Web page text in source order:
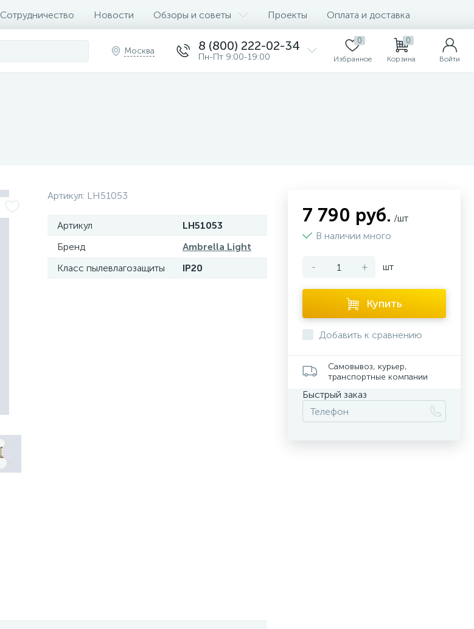
Сотрудничество Новости Обзоры и советы Проекты Оплата и доставка
Москва 8 (800) 222-02-34
Пн-Пт 9:00-19:00
0
Избранное
0
Корзина Войти
Артикул: LH51053
Артикул
LH51053
Бренд
Ambrella Light
Класс пылевлагозащиты
IP20
7 790 руб. /шт
В наличии много
- + шт
Купить
Добавить к сравнению
Самовывоз, курьер,
транспортные компании
Быстрый заказ